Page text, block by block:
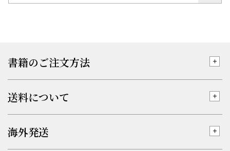
書籍のご注文方法
送料について
海外発送